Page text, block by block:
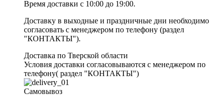
Время доставки с 10:00 до 19:00.
Доставку в выходные и праздничные дни необходимо
согласовать с менеджером по телефону (раздел
"КОНТАКТЫ").
Доставка по Тверской области
Условия доставки согласовываются с менеджером по
телефону( раздел "КОНТАКТЫ")
Самовывоз